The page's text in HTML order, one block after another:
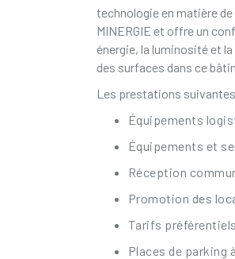
technologie en matière
MINERGIE et offre un
énergie, la luminosité et
des surfaces dans ce
Les prestations
Équipements
Équipements et
Réception
Promotion des
Tarifs
Places de parking